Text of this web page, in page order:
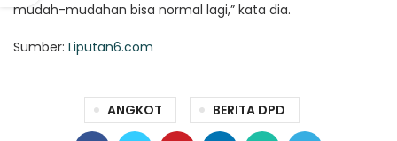
mudah-mudahan bisa normal lagi,” kata dia.
Sumber: Liputan6.com
ANGKOT BERITA DPD